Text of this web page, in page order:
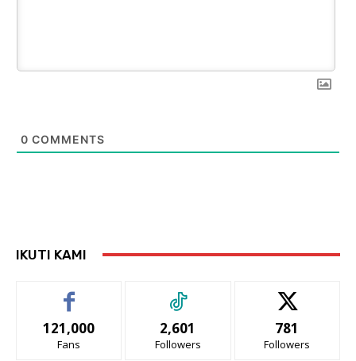
0 COMMENTS
IKUTI KAMI
121,000
Fans
2,601
Followers
781
Followers